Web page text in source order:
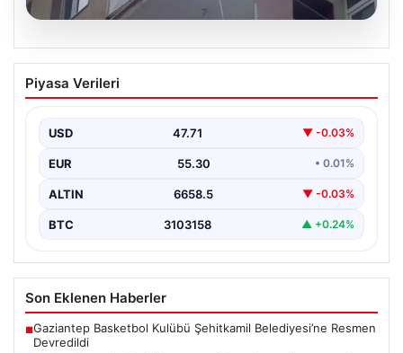
Korku dolu anlar! Eşini barışmaya ikna
edemeyince çocuklarını balkonda rehin
Piyasa Verileri
USD 47.71 ▼ -0.03%
EUR 55.30 • 0.01%
ALTIN 6658.5 ▼ -0.03%
BTC 3103158 ▲ +0.24%
Son Eklenen Haberler
■Gaziantep Basketbol Kulübü Şehitkamil Belediyesi’ne Resmen
Devredildi